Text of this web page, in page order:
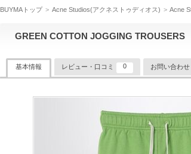
BUYMAトップ Acne Studios(アクネストゥディオス) Acne
GREEN COTTON JOGGING TROUSERS
基本情報 レビュー・口コミ 0 お問い合わせ